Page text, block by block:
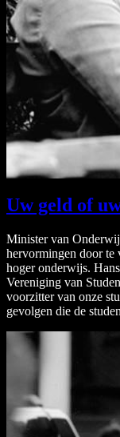
Uw geld of
Minister van
hervormingen door te
hoger onderwijs.
Vereniging van
voorzitter van onze
gevolgen die de